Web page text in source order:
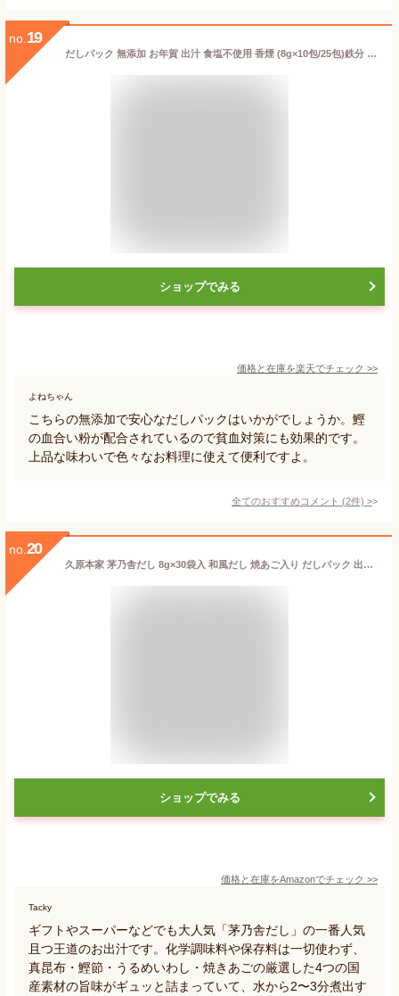
no. 19
だしパック 無添加 お年賀 出汁 食塩不使用 香煙 (8g×10包/25包)鉄分 だし 無添加だし 血合いだし 鰹血合 だし 無添加だしパック 国産 鹿児島県 枕崎産鰹100% 鰹のおだし 無塩 鰹の血合い粉 鉄分 離乳食 粉末 ギフト・プレゼントにもぴったり◎
ショップでみる
価格と在庫を楽天でチェック >>
よねちゃん
こちらの無添加で安心なだしパックはいかがでしょうか。鰹
の血合い粉が配合されているので貧血対策にも効果的です。
上品な味わいで色々なお料理に使えて便利ですよ。
全てのおすすめコメント (2件) >
no. 20
久原本家 茅乃舎だし 8g×30袋入 和風だし 焼あご入り だしパック 出汁 博多 国産原料使用
ショップでみる
価格と在庫をAmazonでチェック >>
Tacky
ギフトやスーパーなどでも大人気「茅乃舎だし」の一番人気
且つ王道のお出汁です。化学調味料や保存料は一切使わず、
真昆布・鰹節・うるめいわし・焼きあごの厳選した4つの国
産素材の旨味がギュッと詰まっていて、水から2〜3分煮出す